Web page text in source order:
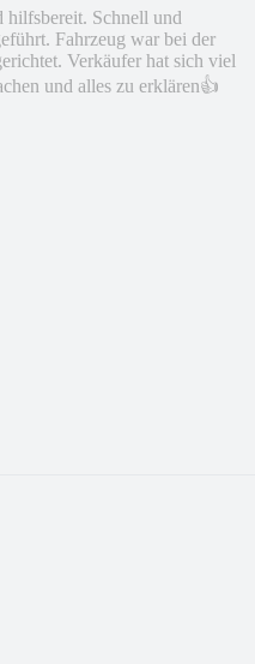
hilfsbereit. Schnell und
Fahrzeug war bei der
Verkäufer hat sich viel
und alles zu erklären👍